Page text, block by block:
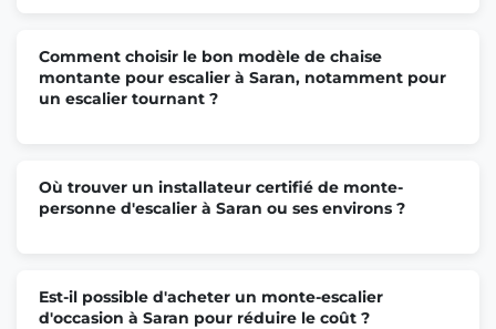
Comment choisir le bon modèle de chaise
montante pour escalier à Saran, notamment pour
un escalier tournant ?
Où trouver un installateur certifié de monte-
personne d'escalier à Saran ou ses environs ?
Est-il possible d'acheter un monte-escalier
d'occasion à Saran pour réduire le coût ?